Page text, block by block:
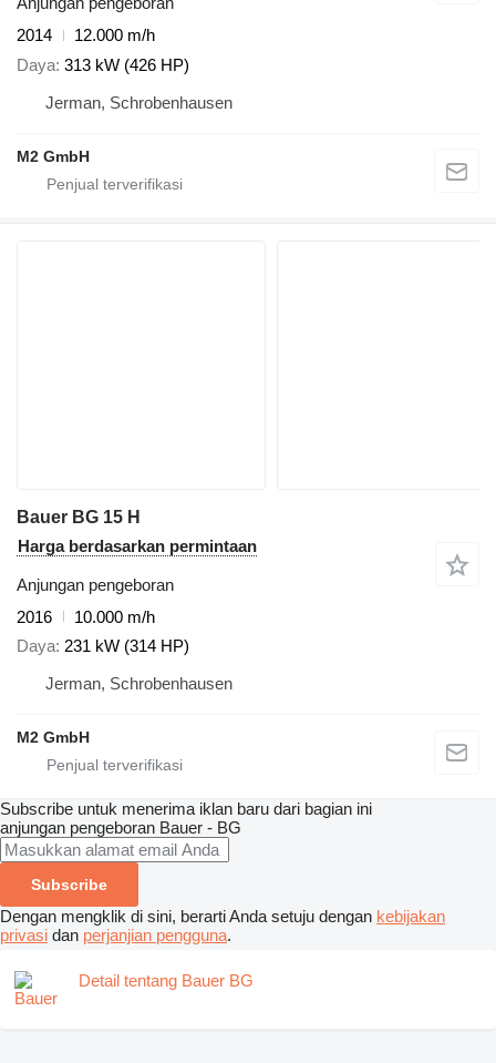
2014
12.000 m/h
Daya 313 kW (426 HP)
Jerman, Schrobenhausen
M2 GmbH
Bauer BG 15 H
Harga berdasarkan permintaan
Anjungan pengeboran
2016
10.000 m/h
Daya 231 kW (314 HP)
Jerman, Schrobenhausen
M2 GmbH
Subscribe untuk menerima iklan baru dari bagian ini
anjungan pengeboran Bauer - BG
Subscribe
Dengan mengklik di sini, berarti Anda setuju dengan kebijakan
privasi dan perjanjian pengguna.
Detail tentang Bauer BG